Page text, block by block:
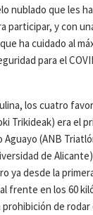
nublado que les
participar, y con
ha cuidado al
para el
los cuatro
Trikideak) era el
Aguayo (ANB
de
ya desde la
frente en los 60
de